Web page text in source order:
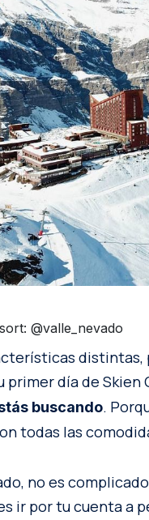
@valle_nevado
distintas,
primer día de Skien
buscando.
todas las
no es
ir por tu cuenta a